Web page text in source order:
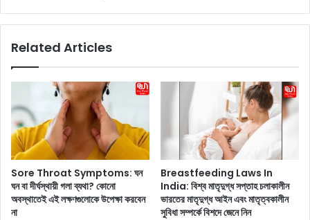
ও
ডে
নে
রা
জ
তি
তে
ব
e
o
e
s
Y
o
u
Related Articles
Sore Throat Symptoms: ঘন
ঘন বা দীর্ঘস্থায়ী গলা ব্যথা? কোনো
অবস্থাতেই এই লক্ষণগুলোকে উপেক্ষা করবেন
না
Breastfeeding Laws In
India: বিশ্ব মাতৃদুগ্ধ সপ্তাহ চলাকালীন
ভারতের মাতৃদুগ্ধ আইন এবং মাতৃত্বকালীন
সুবিধা সম্পর্কে বিশদে জেনে নিন